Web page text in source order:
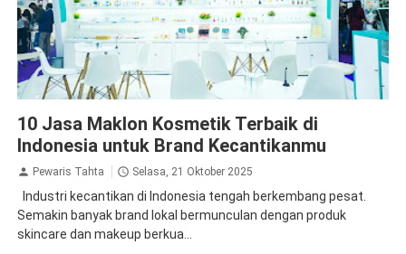
10 Jasa Maklon Kosmetik Terbaik di
Indonesia untuk Brand Kecantikanmu
Pewaris Tahta Selasa, 21 Oktober 2025
Industri kecantikan di Indonesia tengah berkembang pesat.
Semakin banyak brand lokal bermunculan dengan produk
skincare dan makeup berkua...